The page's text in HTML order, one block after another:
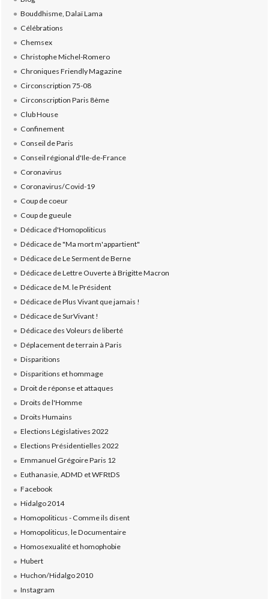
Bouddhisme, Dalaï Lama
Célébrations
Chemsex
Christophe Michel-Romero
Chroniques Friendly Magazine
Circonscription 75-08
Circonscription Paris 8ème
Club House
Confinement
Conseil de Paris
Conseil régional d'Ile-de-France
Coronavirus
Coronavirus/Covid-19
Coup de coeur
Coup de gueule
Dédicace d'Homopoliticus
Dédicace de "Ma mort m'appartient"
Dédicace de Le Serment de Berne
Dédicace de Lettre Ouverte à Brigitte Macron
Dédicace de M. le Président
Dédicace de Plus Vivant que jamais !
Dédicace de SurVivant !
Dédicace des Voleurs de liberté
Déplacement de terrain à Paris
Disparitions
Disparitions et hommage
Droit de réponse et attaques
Droits de l'Homme
Droits Humains
Elections Législatives 2022
Elections Présidentielles 2022
Emmanuel Grégoire Paris 12
Euthanasie, ADMD et WFRtDS
Facebook
Hidalgo 2014
Homopoliticus - Comme ils disent
Homopoliticus, le Documentaire
Homosexualité et homophobie
Hubert
Huchon/Hidalgo 2010
Instagram